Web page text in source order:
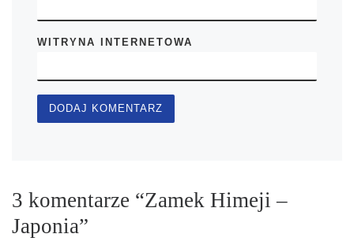
WITRYNA INTERNETOWA
3 komentarze “Zamek Himeji –
Japonia”